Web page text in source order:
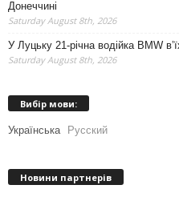
Донеччині
Saturday August 8th, 2026
У Луцьку 21-річна водійка BMW
Saturday August 8th, 2026
Вибір мови:
Українська Русский
Новини партнерів